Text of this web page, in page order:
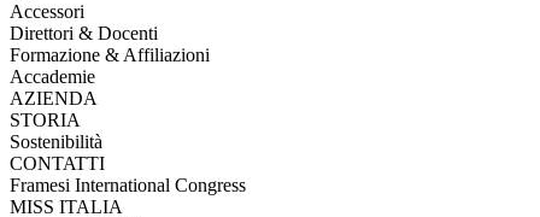
Accessori
Direttori & Docenti
Formazione & Affiliazioni
Accademie
AZIENDA
STORIA
Sostenibilità
CONTATTI
Framesi International Congress
MISS ITALIA